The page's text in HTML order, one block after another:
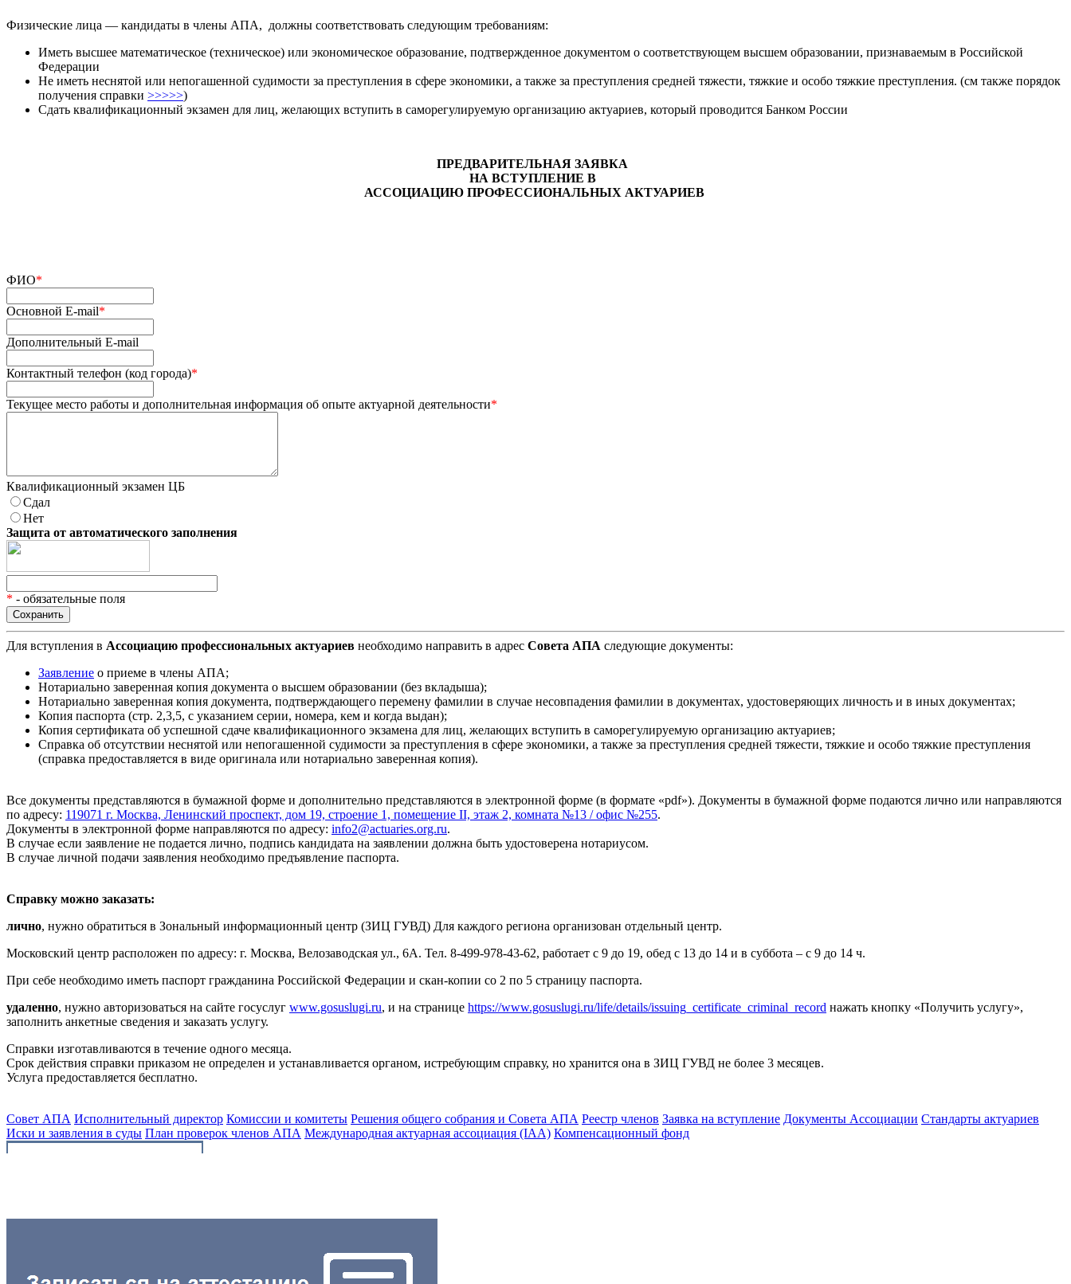
Физические лица —­­ кандидаты в члены АПА, должны соответствовать следующим требованиям:
Иметь высшее математическое (техническое) или экономическое образование, подтвержденное документом о соответствующем высшем образовании, признаваемым в Российской
Федерации
Не иметь неснятой или непогашенной судимости за преступления в сфере экономики, а также за преступления средней тяжести, тяжкие и особо тяжкие преступления. (см также порядок
получения справки >>>>>)
Сдать квалификационный экзамен для лиц, желающих вступить в саморегулируемую организацию актуариев, который проводится Банком России
ПРЕДВАРИТЕЛЬНАЯ ЗАЯВКА
НА ВСТУПЛЕНИЕ В
АССОЦИАЦИЮ ПРОФЕССИОНАЛЬНЫХ АКТУАРИЕВ
ФИО*
Основной E-mail*
Дополнительный E-mail
Контактный телефон (код города)*
Текущее место работы и дополнительная информация об опыте актуарной деятельности*
Квалификационный экзамен ЦБ
Сдал
Нет
Защита от автоматического заполнения
* - обязательные поля
Для вступления в Ассоциацию профессиональных актуариев необходимо направить в адрес Совета АПА следующие документы:
Заявление о приеме в члены АПА;
Нотариально заверенная копия документа о высшем образовании (без вкладыша);
Нотариально заверенная копия документа, подтверждающего перемену фамилии в случае несовпадения фамилии в документах, удостоверяющих личность и в иных документах;
Копия паспорта (стр. 2,3,5, с указанием серии, номера, кем и когда выдан);
Копия сертификата об успешной сдаче квалификационного экзамена для лиц, желающих вступить в саморегулируемую организацию актуариев;
Справка об отсутствии неснятой или непогашенной судимости за преступления в сфере экономики, а также за преступления средней тяжести, тяжкие и особо тяжкие преступления
(справка предоставляется в виде оригинала или нотариально заверенная копия).
Все документы представляются в бумажной форме и дополнительно представляются в электронной форме (в формате «pdf»). Документы в бумажной форме подаются лично или направляются
по адресу: 119071 г. Москва, Ленинский проспект, дом 19, строение 1, помещение II, этаж 2, комната №13 / офис №255.
Документы в электронной форме направляются по адресу: info2@actuaries.org.ru.
В случае если заявление не подается лично, подпись кандидата на заявлении должна быть удостоверена нотариусом.
В случае личной подачи заявления необходимо предъявление паспорта.
Справку можно заказать:
лично, нужно обратиться в Зональный информационный центр (ЗИЦ ГУВД) Для каждого региона организован отдельный центр.
Московский центр расположен по адресу: г. Москва, Велозаводская ул., 6А. Тел. 8-499-978-43-62, работает с 9 до 19, обед с 13 до 14 и в суббота – с 9 до 14 ч.
При себе необходимо иметь паспорт гражданина Российской Федерации и скан-копии со 2 по 5 страницу паспорта.
удаленно, нужно авторизоваться на сайте госуслуг www.gosuslugi.ru, и на странице https://www.gosuslugi.ru/life/details/issuing_certificate_criminal_record нажать кнопку «Получить услугу»,
заполнить анкетные сведения и заказать услугу.
Справки изготавливаются в течение одного месяца.
Срок действия справки приказом не определен и устанавливается органом, истребующим справку, но хранится она в ЗИЦ ГУВД не более 3 месяцев.
Услуга предоставляется бесплатно.
Совет АПА Исполнительный директор Комиссии и комитеты Решения общего собрания и Совета АПА Реестр членов Заявка на вступление Документы Ассоциации Стандарты актуариев
Иски и заявления в суды План проверок членов АПА Международная актуарная ассоциация (IAA) Компенсационный фонд